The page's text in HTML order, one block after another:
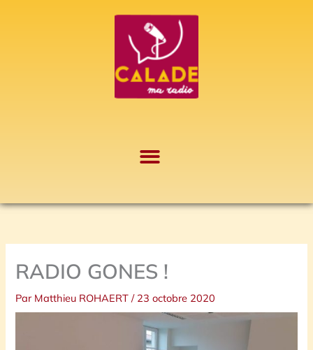
RADIO GONES !
Par Matthieu ROHAERT/ 23 octobre 2020